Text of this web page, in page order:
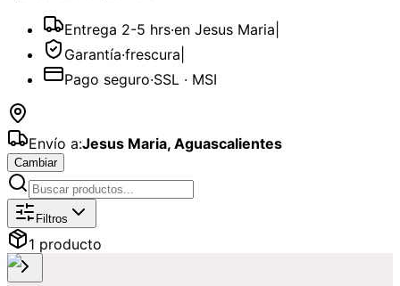
Entrega 2-5 hrs·en Jesus Maria
Garantía·frescura
Pago seguro·SSL · MSI
Envío a:Jesus Maria, Aguascalientes
Cambiar
Catálogo deTulipanes
Filtros
1 producto